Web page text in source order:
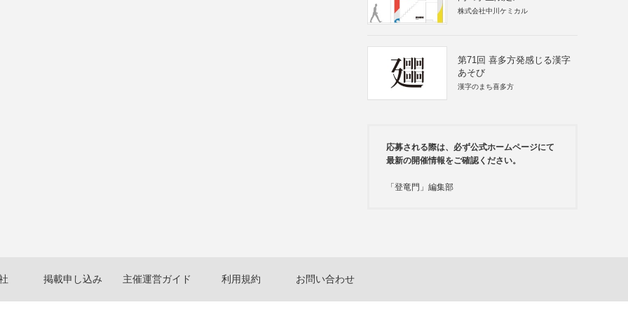
株式会社中川ケミカル
第71回 喜多方発感じる漢字
あそび
漢字のまち喜多方
応募される際は、必ず公式ホームページにて
最新の開催情報をご確認ください。
「登竜門」編集部
掲載申し込み 主催運営ガイド 利用規約 お問い合わせ